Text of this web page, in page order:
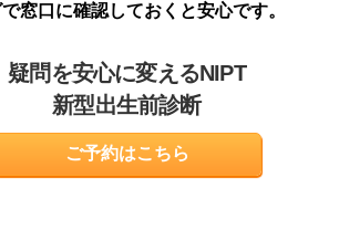
窓口に確認しておくと安心です。
疑問を安心に変えるNIPT
新型出生前診断
ご予約はこちら